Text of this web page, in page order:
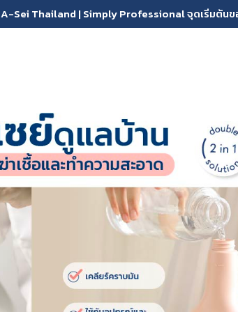
A-Sei Thailand | Simply Professional จุดเริ่มต้น